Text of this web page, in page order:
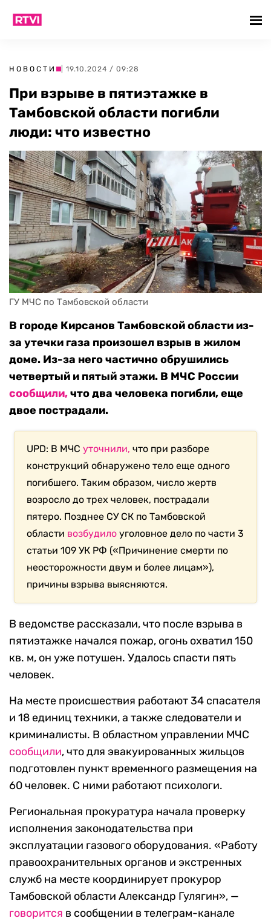
НОВОСТИ | 19.10.2024 / 09:28
При взрыве в пятиэтажке в
Тамбовской области погибли
люди: что известно
ГУ МЧС по Тамбовской области
В городе Кирсанов Тамбовской области из-
за утечки газа произошел взрыв в жилом
доме. Из-за него частично обрушились
четвертый и пятый этажи. В МЧС России
сообщили,что два человека погибли, еще
двое пострадали.
UPD: В МЧСуточнили, что при разборе
конструкций обнаружено тело еще одного
погибшего. Таким образом, число жертв
возросло до трех человек, пострадали
пятеро. Позднее СУ СК по Тамбовской
области возбудило уголовное дело по части 3
статьи 109 УК РФ («Причинение смерти по
неосторожности двум и более лицам»),
причины взрыва выясняются.
В ведомстве рассказали, что после взрыва в
пятиэтажке начался пожар, огонь охватил 150
кв. м, он уже потушен. Удалось спасти пять
человек.
На месте происшествия работают 34 спасателя
и 18 единиц техники, а также следователи и
криминалисты. В областном управлении МЧС
сообщили, что для эвакуированных жильцов
подготовлен пункт временного размещения на
60 человек. С ними работают психологи.
Региональная прокуратура начала проверку
исполнения законодательства при
эксплуатации газового оборудования. «Работу
правоохранительных органов и экстренных
служб на месте координирует прокурор
Тамбовской области Александр Гулягин», —
говорится в сообщении в телеграм-канале